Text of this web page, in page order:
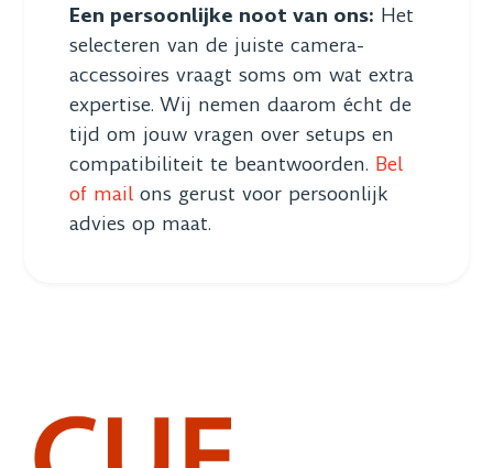
Een persoonlijke noot van ons: Het
selecteren van de juiste camera-
accessoires vraagt soms om wat extra
expertise. Wij nemen daarom écht de
tijd om jouw vragen over setups en
compatibiliteit te beantwoorden. Bel
of mailons gerust voor persoonlijk
advies op maat.